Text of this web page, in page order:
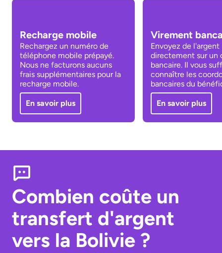
Recharge mobile
Rechargez un numéro de
téléphone mobile prépayé.
Nous ne facturons aucuns
frais supplémentaires pour la
recharge mobile.
En savoir plus
Virement
Envoyez de l'argent
directement sur un
bancaire. Il vous
connaître les
bancaires du
En savoir plus
Combien coûte un
transfert d'argent
vers la Bolivie ?